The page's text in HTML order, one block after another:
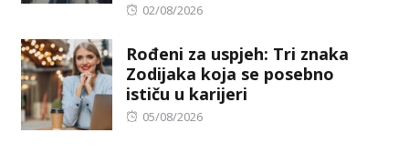
Posted
02/08/2026
Rođeni za uspjeh: Tri znaka
Zodijaka koja se posebno
ističu u karijeri
Posted
05/08/2026